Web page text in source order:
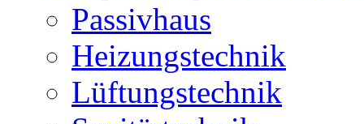
Passivhaus
Heizungstechnik
Lüftungstechnik